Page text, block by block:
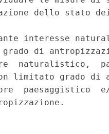
dello stato
interesse
grado di
naturalistico,
limitato grado di
paesaggistico